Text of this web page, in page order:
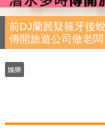
前DJ蘭茜疑箍牙後
傳開旅遊公司做老闆
娛樂